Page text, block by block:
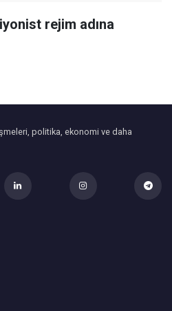
rejim adına
politika, ekonomi ve daha